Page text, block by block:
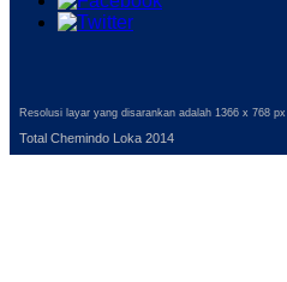
Resolusi layar yang disarankan adalah 1366 x 768 px
Total Chemindo Loka 2014